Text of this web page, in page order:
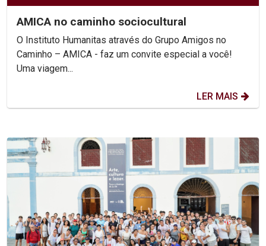
AMICA no caminho sociocultural
O Instituto Humanitas através do Grupo Amigos no
Caminho – AMICA - faz um convite especial a você!
Uma viagem...
LER MAIS